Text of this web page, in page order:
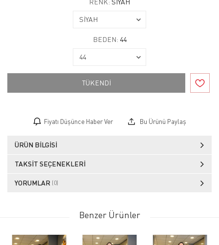
BEDEN: 44
TÜKENDİ
Fiyatı Düşünce Haber Ver Bu Ürünü Paylaş
ÜRÜN BILGISI
TAKSIT SEÇENEKLERI
YORUMLAR (0)
Benzer Ürünler